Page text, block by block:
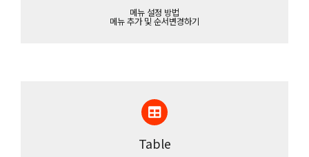
메뉴 설정 방법
메뉴 추가 및 순서변경하기
Table